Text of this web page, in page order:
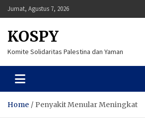
Skip
to
Jumat, Agustus 7, 2026
KOSPY
Komite Solidaritas Palestina dan Yaman
Home Penyakit Menular Meningkat